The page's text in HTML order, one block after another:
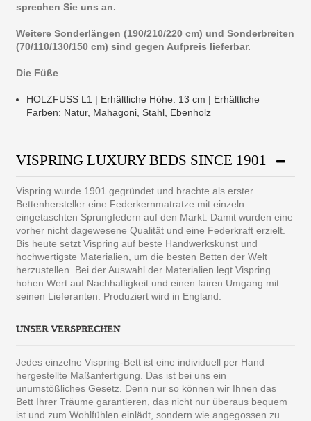
sprechen Sie uns an.
Weitere Sonderlängen (190/210/220 cm) und Sonderbreiten
(70/110/130/150 cm) sind gegen Aufpreis lieferbar.
Die Füße
HOLZFUSS L1 | Erhältliche Höhe: 13 cm | Erhältliche
Farben: Natur, Mahagoni, Stahl, Ebenholz
VISPRING LUXURY BEDS SINCE 1901
Vispring wurde 1901 gegründet und brachte als erster
Bettenhersteller eine Federkernmatratze mit einzeln
eingetaschten Sprungfedern auf den Markt. Damit wurden eine
vorher nicht dagewesene Qualität und eine Federkraft erzielt.
Bis heute setzt Vispring auf beste Handwerkskunst und
hochwertigste Materialien, um die besten Betten der Welt
herzustellen. Bei der Auswahl der Materialien legt Vispring
hohen Wert auf Nachhaltigkeit und einen fairen Umgang mit
seinen Lieferanten. Produziert wird in England.
UNSER VERSPRECHEN
Jedes einzelne Vispring-Bett ist eine individuell per Hand
hergestellte Maßanfertigung. Das ist bei uns ein
unumstößliches Gesetz. Denn nur so können wir Ihnen das
Bett Ihrer Träume garantieren, das nicht nur überaus bequem
ist und zum Wohlfühlen einlädt, sondern wie angegossen zu